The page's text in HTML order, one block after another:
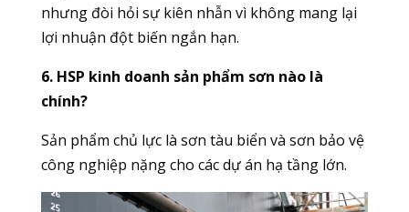
nhưng đòi hỏi sự kiên nhẫn vì không mang lại
lợi nhuận đột biến ngắn hạn.
6. HSP kinh doanh sản phẩm sơn nào là
chính?
Sản phẩm chủ lực là sơn tàu biển và sơn bảo vệ
công nghiệp nặng cho các dự án hạ tầng lớn.